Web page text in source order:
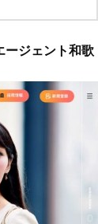
ージェント和歌